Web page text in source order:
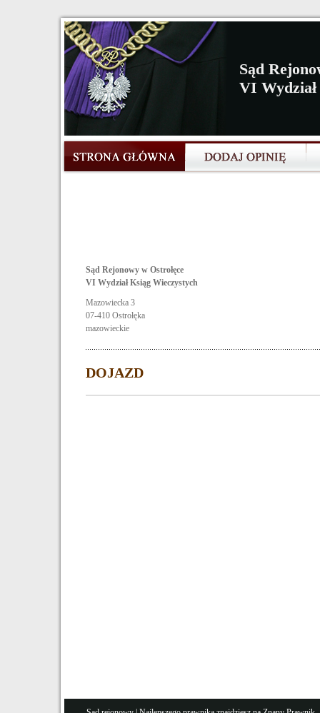
Sąd
VI
Sąd Rejonowy w Ostrołęce
VI Wydział Ksiąg Wieczystych
Mazowiecka 3
07-410 Ostrołęka
mazowieckie
DOJAZD